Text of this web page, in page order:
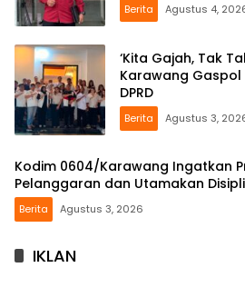
Berita Agustus 4,
‘Kita Gajah, Tak
Karawang Gaspol
DPRD
Berita Agustus 3,
Kodim 0604/Karawang Ingatkan
Pelanggaran dan Utamakan
Berita Agustus 3, 2026
IKLAN